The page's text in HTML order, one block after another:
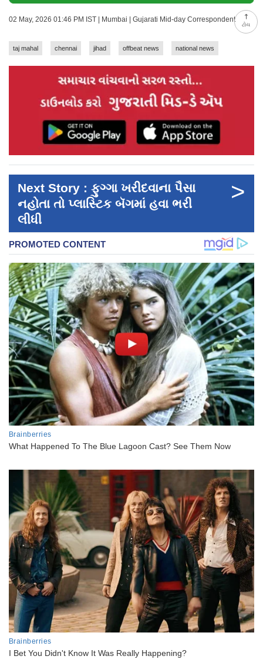
ટોચ
02 May, 2026 01:46 PM IST | Mumbai | Gujarati Mid-day Correspondent
taj mahal chennai jihad offbeat news national news
Next Story : ફુગ્ગા ખરીદવાના પૈસા
નહોતા તો પ્લાસ્ટિક બૅગમાં હવા ભરી
લીધી
>